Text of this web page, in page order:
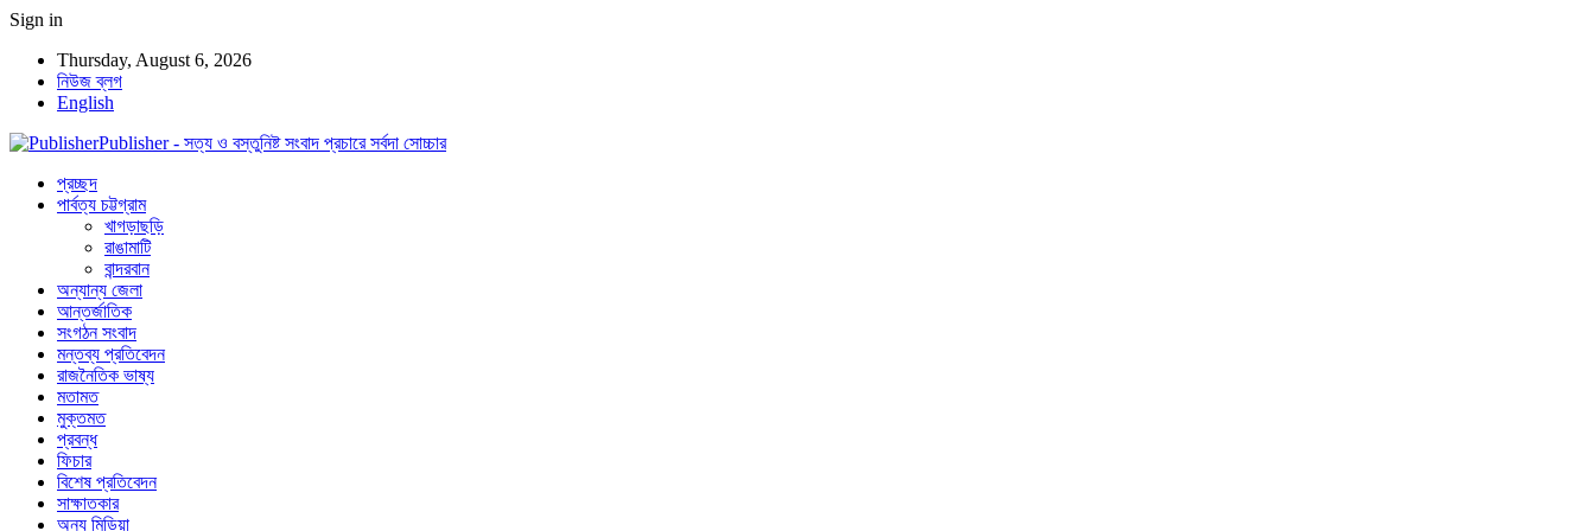
Sign in
Thursday, August 6, 2026
নিউজ ব্লগ
English
Publisher - সত্য ও বস্তুনিষ্ট সংবাদ প্রচারে সর্বদা সোচ্চার
প্রচ্ছদ
পার্বত্য চট্টগ্রাম
খাগড়াছড়ি
রাঙামাটি
বান্দরবান
অন্যান্য জেলা
আন্তর্জাতিক
সংগঠন সংবাদ
মন্তব্য প্রতিবেদন
রাজনৈতিক ভাষ্য
মতামত
মুক্তমত
প্রবন্ধ
ফিচার
বিশেষ প্রতিবেদন
সাক্ষাতকার
অন্য মিডিয়া